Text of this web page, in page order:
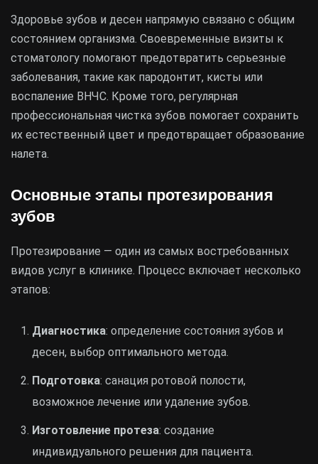
Здоровье зубов и десен напрямую связано с общим
состоянием организма. Своевременные визиты к
стоматологу помогают предотвратить серьезные
заболевания, такие как пародонтит, кисты или
воспаление ВНЧС. Кроме того, регулярная
профессиональная чистка зубов помогает сохранить
их естественный цвет и предотвращает образование
налета.
Основные этапы протезирования
зубов
Протезирование — один из самых востребованных
видов услуг в клинике. Процесс включает несколько
этапов:
Диагностика: определение состояния зубов и
десен, выбор оптимального метода.
Подготовка: санация ротовой полости,
возможное лечение или удаление зубов.
Изготовление протеза: создание
индивидуального решения для пациента.